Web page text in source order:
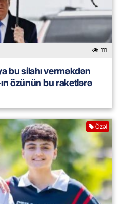
111
bu silahı verməkdən
özünün bu raketlərə
Özəl